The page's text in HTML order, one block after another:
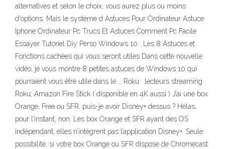
alternatives et selon le choix, vous aurez plus ou moins
d'options. Mais le système d Astuces Pour Ordinateur Astuce
Iphone Ordinateur Pc Trucs Et Astuces Comment Pc Facile
Essayer Tutoriel Diy Perso Windows 10 : Les 8 Astuces et
Fonctions cachées qui vous seront utiles Dans cette nouvelle
vidéo, je vous montre 8 petites astuces de Windows 10 qui
pourraient vous être utile dans le … Roku : lecteurs streaming
Roku; Amazon Fire Stick ( disponible en 4K aussi ) J’ai une box
Orange, Free ou SFR, puis-je avoir Disney+ dessus ? Hélas,
pour l’instant, non. Les box Orange et SFR ayant des OS
indépendant, elles n’intègrent pas l’application Disney+. Seule
possibilité, si votre box Orange ou SFR dispose de Chromecast